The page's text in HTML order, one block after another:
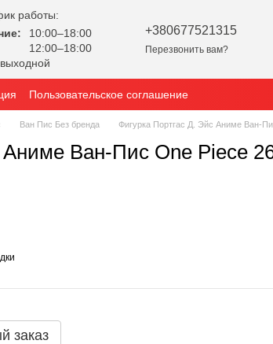
работы:
10:00–18:00
12:00–18:00
+380677521315
Перезвонить вам?
Пользовательское соглашение
Ван Пис Без бренда Фигурка Портгас Д. Эйс Аниме Ван-
Ван-Пис One Piece
заказ